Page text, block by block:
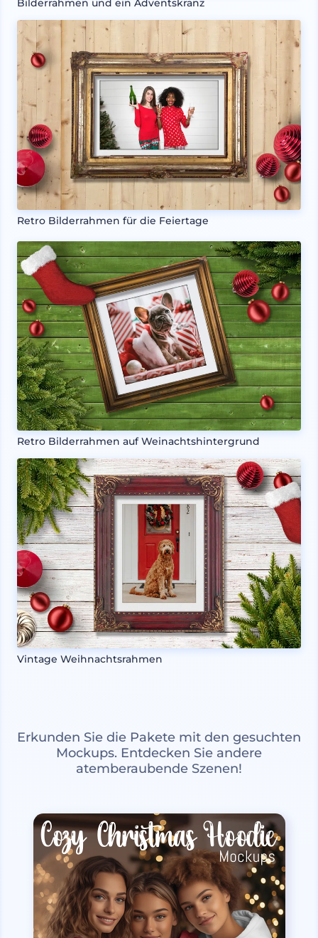
Bilderrahmen und ein Adventskranz
Retro Bilderrahmen für die Feiertage
Retro Bilderrahmen auf Weinachtshintergrund
Vintage Weihnachtsrahmen
Erkunden Sie die Pakete mit den gesuchten
Mockups. Entdecken Sie andere
atemberaubende Szenen!